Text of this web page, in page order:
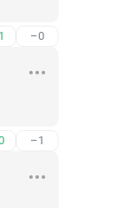
–0
–1